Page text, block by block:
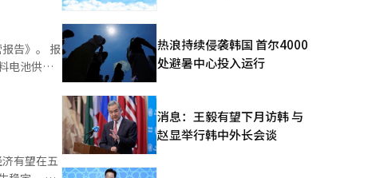
感器和机器
足行走机
》。 报
电池供应
·显示材
自律合规
有望在五
热浪持续侵袭韩国 首尔4000
处避暑中心投入运行
消息：王毅有望下月访韩 与
赵显举行韩中外长会谈